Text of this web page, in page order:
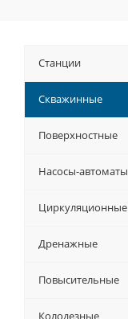
Станции
Скважинные
Поверхностные
Насосы-автоматы
Циркуляционные
Дренажные
Повысительные
Колодезные